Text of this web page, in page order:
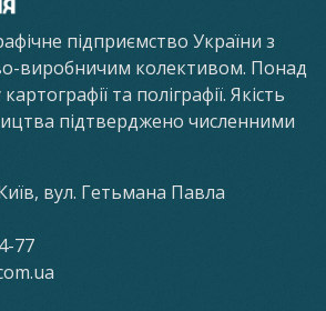
підприємство України з
виробничим колективом. Понад
та поліграфії. Якість
підтверджено численними
вул. Гетьмана Павла
77